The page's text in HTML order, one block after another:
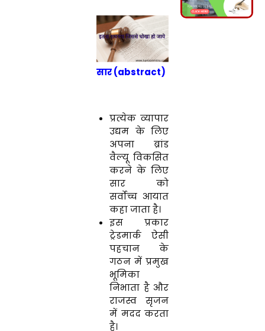
सार (abstract)
प्रत्येक व्यापार
उद्यम के लिए
अपना ब्रांड
वैल्यू विकसित
करने के लिए
सार को
सर्वोच्च आयात
कहा जाता है।
इस प्रकार
ट्रेडमार्क ऐसी
पहचान के
गठन में प्रमुख
भूमिका
निभाता है और
राजस्व सृजन
में मदद करता
है।